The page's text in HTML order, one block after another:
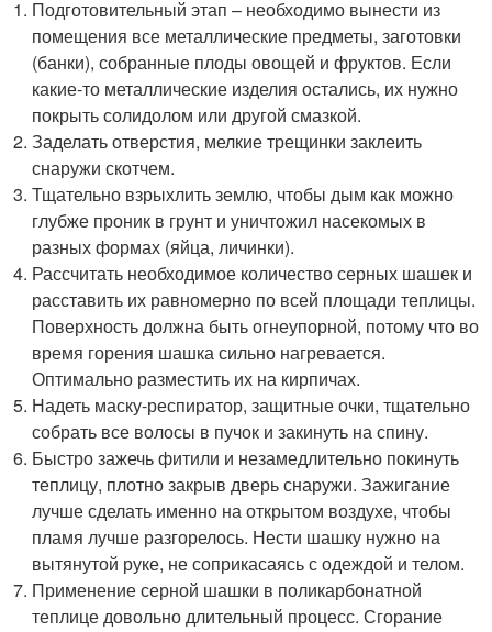
Подготовительный этап – необходимо вынести из
помещения все металлические предметы, заготовки
(банки), собранные плоды овощей и фруктов. Если
какие-то металлические изделия остались, их нужно
покрыть солидолом или другой смазкой.
Заделать отверстия, мелкие трещинки заклеить
снаружи скотчем.
Тщательно взрыхлить землю, чтобы дым как можно
глубже проник в грунт и уничтожил насекомых в
разных формах (яйца, личинки).
Рассчитать необходимое количество серных шашек и
расставить их равномерно по всей площади теплицы.
Поверхность должна быть огнеупорной, потому что во
время горения шашка сильно нагревается.
Оптимально разместить их на кирпичах.
Надеть маску-респиратор, защитные очки, тщательно
собрать все волосы в пучок и закинуть на спину.
Быстро зажечь фитили и незамедлительно покинуть
теплицу, плотно закрыв дверь снаружи. Зажигание
лучше сделать именно на открытом воздухе, чтобы
пламя лучше разгорелось. Нести шашку нужно на
вытянутой руке, не соприкасаясь с одеждой и телом.
Применение серной шашки в поликарбонатной
теплице довольно длительный процесс. Сгорание